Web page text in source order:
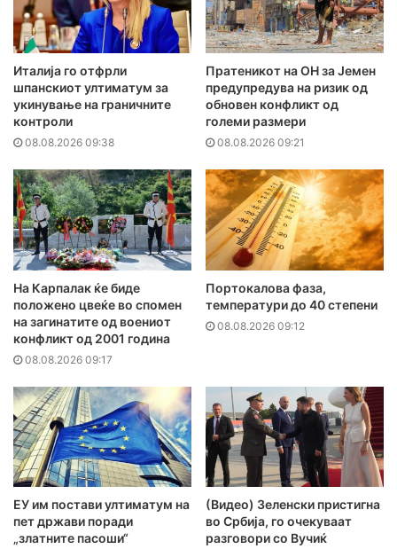
Италија го отфрли
шпанскиот ултиматум за
укинување на граничните
контроли
08.08.2026 09:38
Пратеникот на ОН за Јемен
предупредува на ризик од
обновен конфликт од
големи размери
08.08.2026 09:21
На Карпалак ќе биде
положено цвеќе во спомен
на загинатите од воениот
конфликт од 2001 година
08.08.2026 09:17
Портокалова фаза,
температури до 40 степени
08.08.2026 09:12
ЕУ им постави ултиматум на
пет држави поради
„златните пасоши“
(Видео) Зеленски пристигна
во Србија, го очекуваат
разговори со Вучиќ